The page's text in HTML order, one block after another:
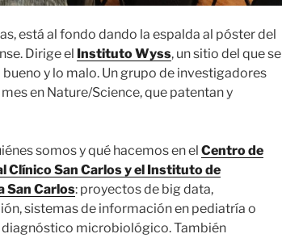
está al fondo dando la espalda al póster del
Dirige el Instituto Wyss, un sitio del que se
y lo malo. Un grupo de investigadores
en Nature/Science, que patentan y
somos y qué hacemos en el Centro de
Clínico San Carlos y el Instituto de
San Carlos: proyectos de big data,
sistemas de información en pediatría o
microbiológico. También